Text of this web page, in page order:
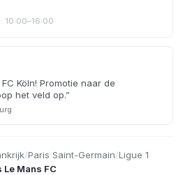
10:00–16:00
Köln! Promotie naar de
het veld op.”
/Paris Saint-Germain/Ligue 1
Mans FC